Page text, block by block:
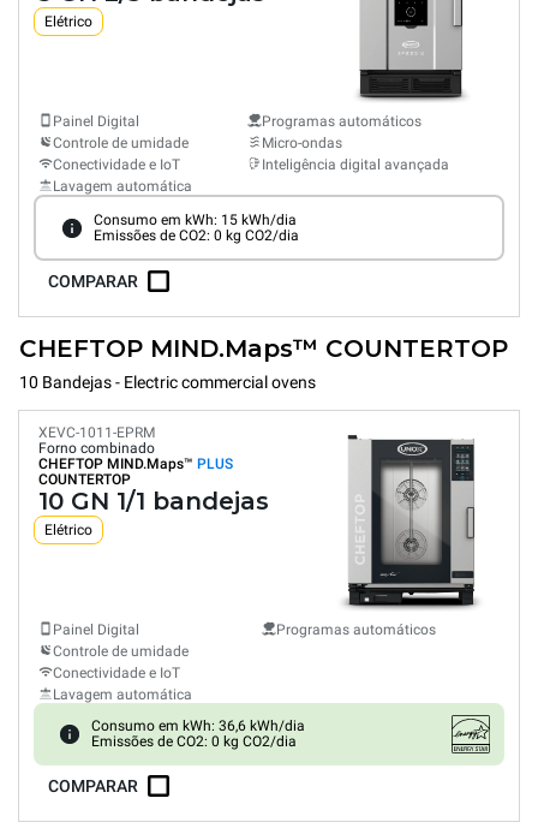
Elétrico
Painel Digital
Controle de umidade
Conectividade e IoT
Lavagem automática
Programas automáticos
Micro-ondas
Inteligência digital avançada
Consumo em kWh: 15 kWh/dia
Emissões de CO2: 0 kg CO2/dia
COMPARAR
CHEFTOP MIND.Maps™ COUNTERTOP
10 Bandejas - Electric commercial ovens
XEVC-1011-EPRM
Forno combinado
CHEFTOP MIND.Maps™ PLUS
COUNTERTOP
10 GN 1/1 bandejas
Elétrico
Painel Digital
Controle de umidade
Conectividade e IoT
Lavagem automática
Programas automáticos
Consumo em kWh: 36,6 kWh/dia
Emissões de CO2: 0 kg CO2/dia
COMPARAR